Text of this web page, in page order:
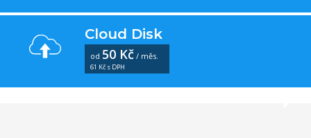
Cloud Disk
od 50 Kč / měs.
61 Kč s DPH